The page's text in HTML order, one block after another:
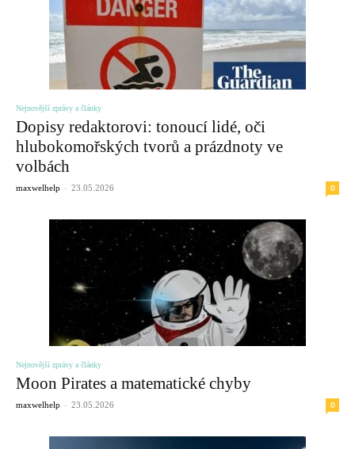
Nejnovější zprávy a články
Dopisy redaktorovi: tonoucí lidé, oči
hlubokomořských tvorů a prázdnoty ve
volbách
maxwelhelp - 23.05.2026 0
Nejnovější zprávy a články
Moon Pirates a matematické chyby
maxwelhelp - 23.05.2026 0